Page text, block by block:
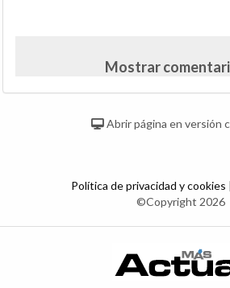
Mostrar
Abrir página en versión
Política de privacidad y cookies |
©Copyright 2026